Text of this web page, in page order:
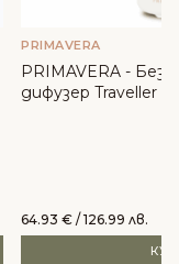
PRIMAVERA
PRIMAVERA -
дифузер Traveller
64.93 € / 126.99 лв.